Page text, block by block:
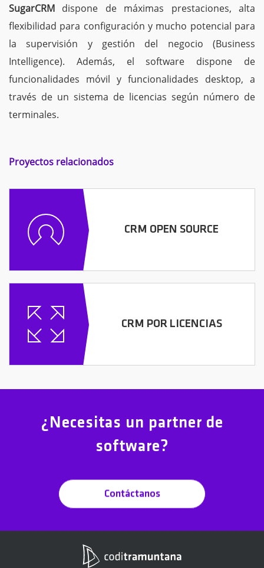
SugarCRM dispone de máximas prestaciones, alta
flexibilidad para configuración y mucho potencial para
la supervisión y gestión del negocio (Business
Intelligence). Además, el software dispone de
funcionalidades móvil y funcionalidades desktop, a
través de un sistema de licencias según número de
terminales.
Proyectos relacionados
CRM OPEN SOURCE
CRM POR LICENCIAS
¿Necesitas un partner de
software?
Contáctanos